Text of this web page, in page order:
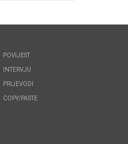
POVIJEST
INTERVJU
PRIJEVODI
COPY/PASTE